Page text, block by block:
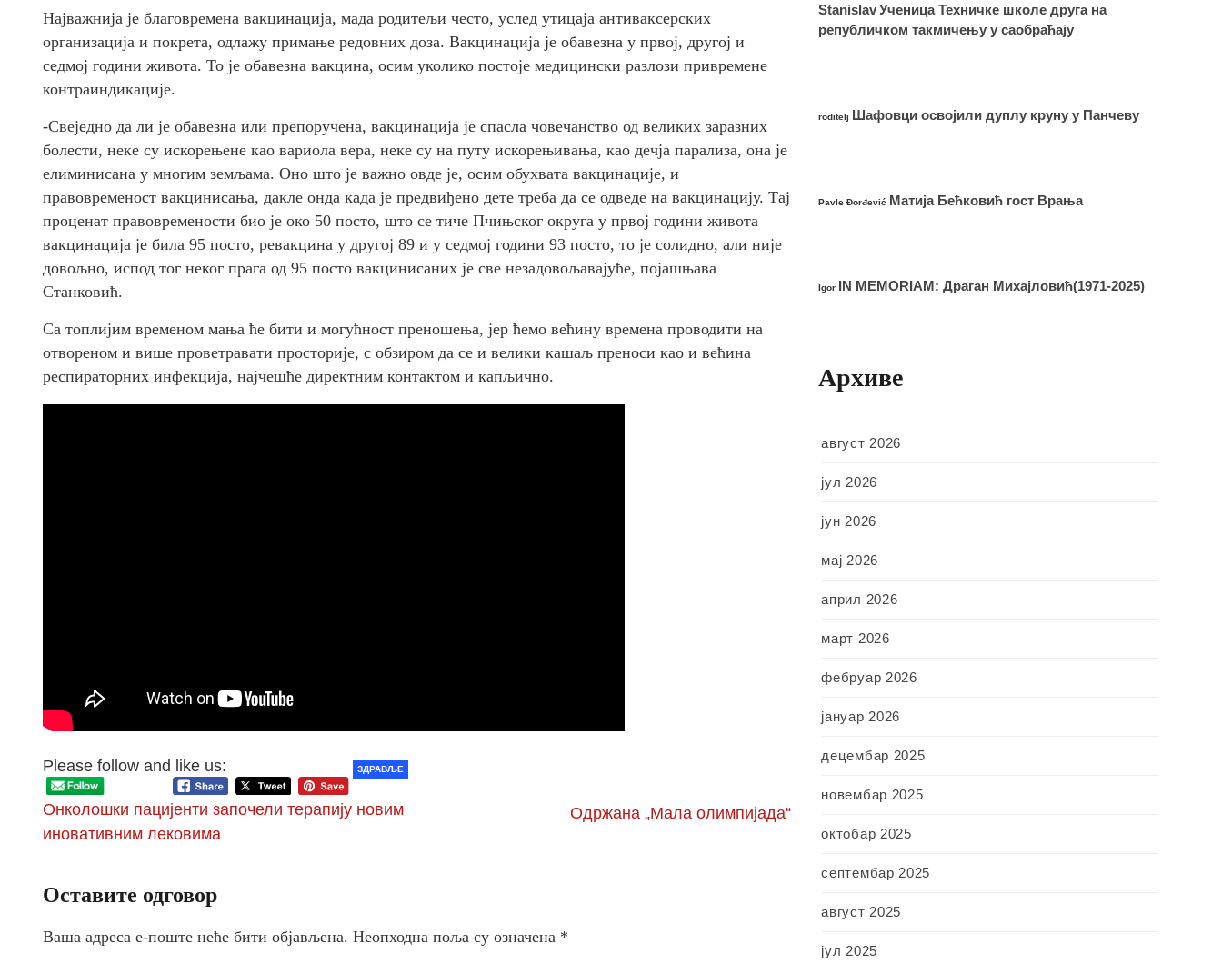
Најважнија је благовремена вакцинација, мада родитељи често, услед утицаја антиваксерских
организација и покрета, одлажу примање редовних доза. Вакцинација је обавезна у првој, другој и
седмој години живота. То је обавезна вакцина, осим уколико постоје медицински разлози привремене
контраиндикације.
-Свеједно да ли је обавезна или препоручена, вакцинација је спасла човечанство од великих заразних
болести, неке су искорењене као вариола вера, неке су на путу искорењивања, као дечја парализа, она је
елиминисана у многим земљама. Оно што је важно овде је, осим обухвата вакцинације, и
правовременост вакцинисања, дакле онда када је предвиђено дете треба да се одведе на вакцинацију. Тај
проценат правовремености био је око 50 посто, што се тиче Пчињског округа у првој години живота
вакцинација је била 95 посто, ревакцина у другој 89 и у седмој години 93 посто, то је солидно, али није
довољно, испод тог неког прага од 95 посто вакцинисаних је све незадовољавајуће, појашњава
Станковић.
Са топлијим временом мања ће бити и могућност преношења, јер ћемо већину времена проводити на
отвореном и више проветравати просторије, с обзиром да се и велики кашаљ преноси као и већина
респираторних инфекција, најчешће директним контактом и капљично.
Please follow and like us: ЗДРАВЉЕ
Онколошки пацијенти започели терапију новим
иновативним лековима
Одржана „Мала олимпијада“
Оставите одговор
Ваша адреса е-поште неће бити објављена. Неопходна поља су означена *
StanislavУченица Техничке школе друга на
републичком такмичењу у саобраћају
roditelj Шафовци освојили дуплу круну у Панчеву
Pavle Đorđević Матија Бећковић гост Врања
Igor IN MEMORIAM: Драган Михајловић(1971-2025)
Архиве
август 2026
јул 2026
јун 2026
мај 2026
април 2026
март 2026
фебруар 2026
јануар 2026
децембар 2025
новембар 2025
октобар 2025
септембар 2025
август 2025
јул 2025